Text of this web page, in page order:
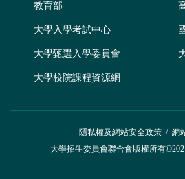
教育部
大學入學考試中心
大學甄選入學委員會
大學校院課程資源網
隱私權及網站安全政策/ 網
大學招生委員會聯合會版權所有